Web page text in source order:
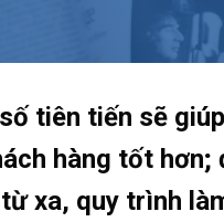
tiên tiến sẽ
hàng tốt
xa, quy trình